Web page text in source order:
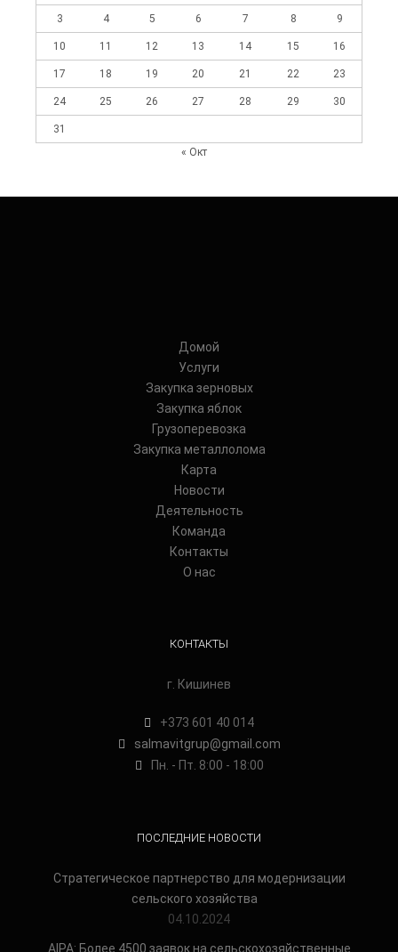
3 4 5 6 7 8 9
10 11 12 13 14 15 16
17 18 19 20 21 22 23
24 25 26 27 28 29 30
31
« Окт
Домой
Услуги
Закупка зерновых
Закупка яблок
Грузоперевозка
Закупка металлолома
Карта
Новости
Деятельность
Команда
Контакты
О нас
КОНТАКТЫ
г. Кишинев
+373 601 40 014
salmavitgrup@gmail.com
Пн. - Пт. 8:00 - 18:00
ПОСЛЕДНИЕ НОВОСТИ
Стратегическое партнерство для модернизации
сельского хозяйства
04.10.2024
AIPA: Более 4500 заявок на сельскохозяйственные